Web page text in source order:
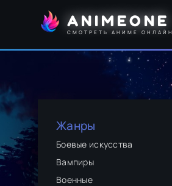
ANIMEONE
СМОТРЕТЬ АНИМЕ ОНЛАЙН
Жанры
Боевые искусства
Вампиры
Военные